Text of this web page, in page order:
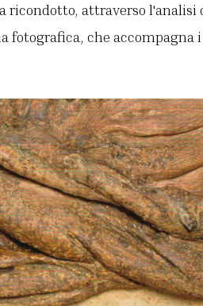
ricondotto, attraverso
fotografica, che accompagna